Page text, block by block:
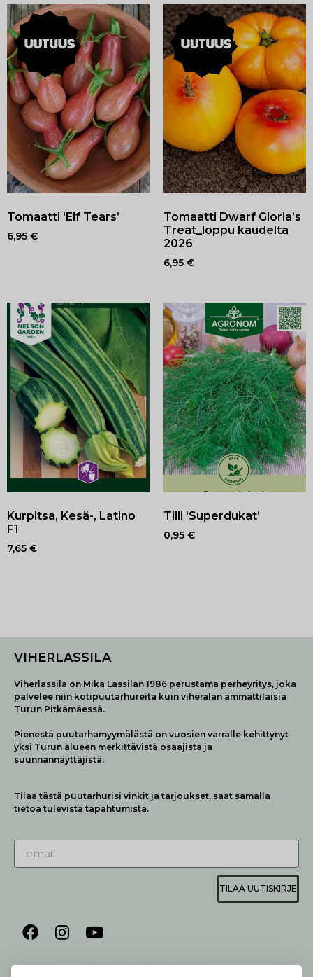
Tomaatti ‘Elf Tears’
6,95 €
Tomaatti Dwarf Gloria’s
Treat_loppu kaudelta
2026
6,95 €
Kurpitsa, Kesä-, Latino
F1
7,65 €
Tilli ‘Superdukat’
0,95 €
VIHERLASSILA
Viherlassila on Mika Lassilan 1986 perustama perheyritys, joka
palvelee niin kotipuutarhureita kuin viheralan ammattilaisia
Turun Pitkämäessä.
Pienestä puutarhamyymälästä on vuosien varralle kehittynyt
yksi Turun alueen merkittävistä osaajista ja
suunnannäyttäjistä.
Tilaa tästä puutarhurisi vinkit ja tarjoukset, saat samalla
tietoa tulevista tapahtumista.
TILAA UUTISKIRJE
AUKIOLO JA YHTEYSTIEDOT